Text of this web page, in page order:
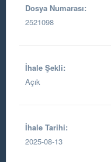
Dosya Numarası:
2521098
İhale Şekli:
Açık
İhale Tarihi:
2025-08-13